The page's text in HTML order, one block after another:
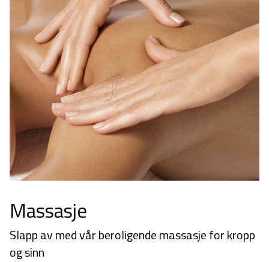
Massasje
Slapp av med vår beroligende massasje for kropp
og sinn